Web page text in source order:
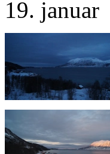
19. januar